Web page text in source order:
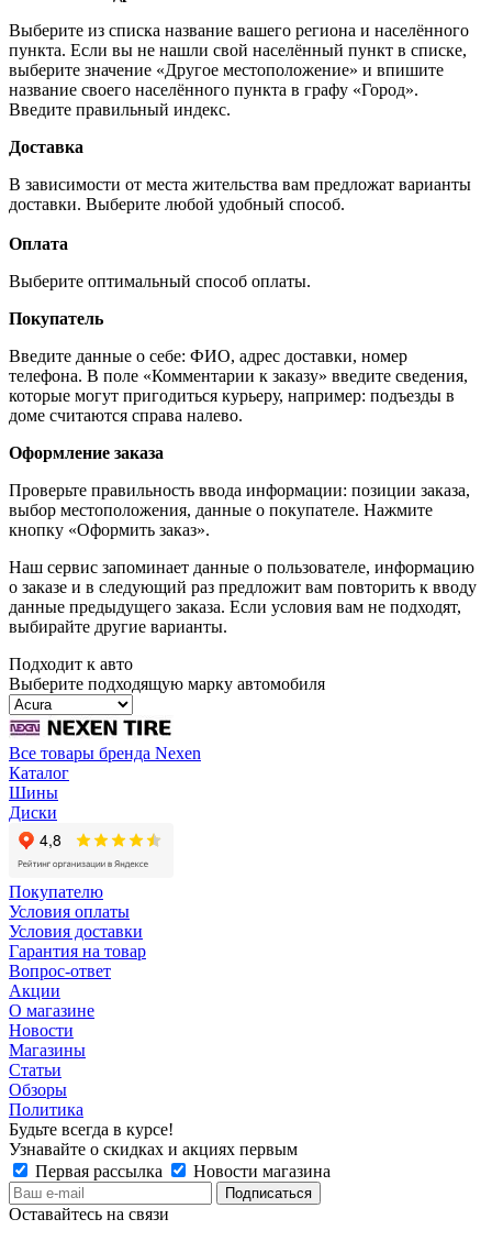
Выберите из списка название вашего региона и населённого
пункта. Если вы не нашли свой населённый пункт в списке,
выберите значение «Другое местоположение» и впишите
название своего населённого пункта в графу «Город».
Введите правильный индекс.
Доставка
В зависимости от места жительства вам предложат варианты
доставки. Выберите любой удобный способ.
Оплата
Выберите оптимальный способ оплаты.
Покупатель
Введите данные о себе: ФИО, адрес доставки, номер
телефона. В поле «Комментарии к заказу» введите сведения,
которые могут пригодиться курьеру, например: подъезды в
доме считаются справа налево.
Оформление заказа
Проверьте правильность ввода информации: позиции заказа,
выбор местоположения, данные о покупателе. Нажмите
кнопку «Оформить заказ».
Наш сервис запоминает данные о пользователе, информацию
о заказе и в следующий раз предложит вам повторить к вводу
данные предыдущего заказа. Если условия вам не подходят,
выбирайте другие варианты.
Подходит к авто
Выберите подходящую марку автомобиля
Все товары бренда Nexen
Каталог
Шины
Диски
Покупателю
Условия оплаты
Условия доставки
Гарантия на товар
Вопрос-ответ
Акции
О магазине
Новости
Магазины
Статьи
Обзоры
Политика
Будьте всегда в курсе!
Узнавайте о скидках и акциях первым
Первая рассылка
Новости магазина
Оставайтесь на связи